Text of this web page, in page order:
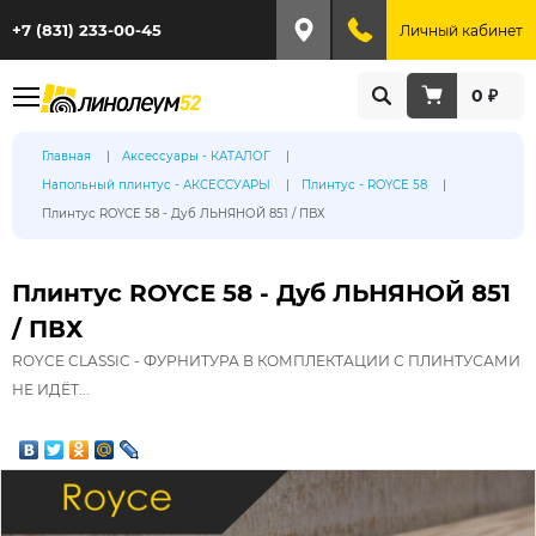
+7 (831) 233-00-45 Личный кабинет
0 ₽
Главная
Аксессуары - КАТАЛОГ
Напольный плинтус - АКСЕССУАРЫ
Плинтус - ROYCE 58
Плинтус ROYCE 58 - Дуб ЛЬНЯНОЙ 851 / ПВХ
Плинтус ROYCE 58 - Дуб ЛЬНЯНОЙ 851
/ ПВХ
ROYCE CLASSIC - ФУРНИТУРА В КОМПЛЕКТАЦИИ С ПЛИНТУСАМИ
НЕ ИДЁТ...